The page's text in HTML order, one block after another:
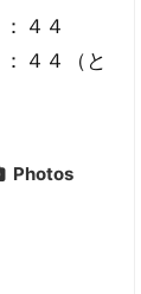
４４
４４（と
Photos